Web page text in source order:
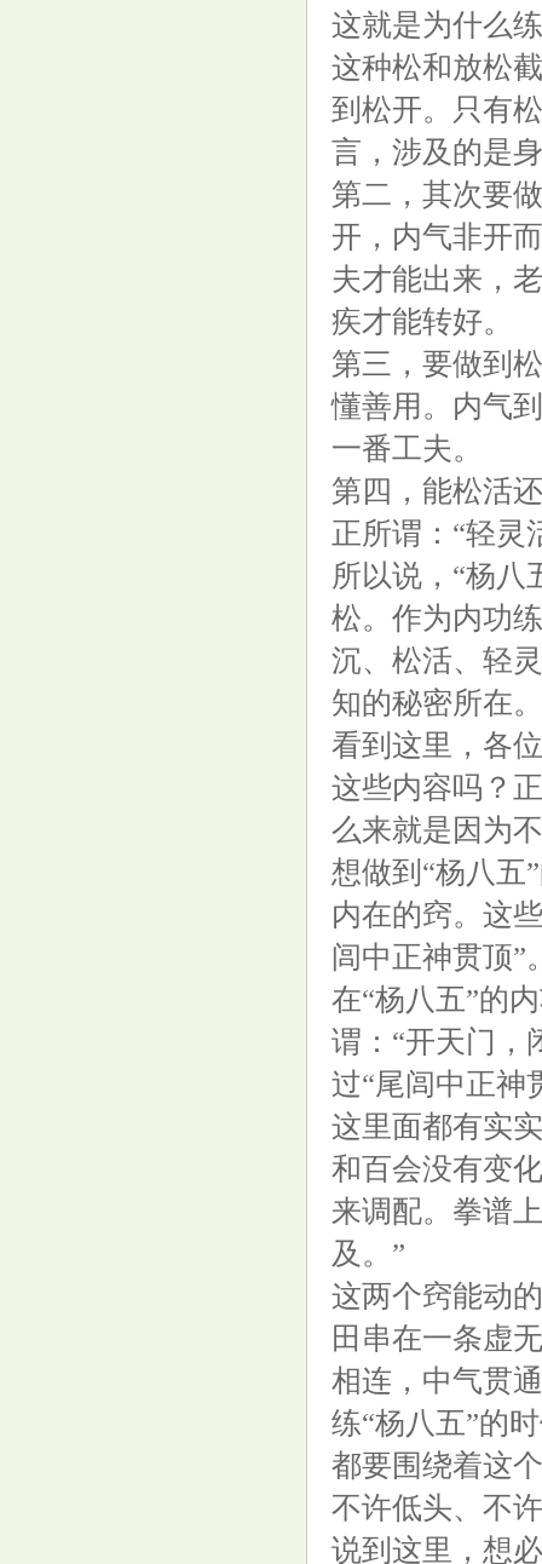
这就是为什么
这种松和放松
到松开。只有
言，涉及的是
第二，其次要
开，内气非开
夫才能出来，
疾才能转好。
第三，要做到
懂善用。内气
一番工夫。
第四，能松活
正所谓：“轻灵
所以说，“杨八
松。作为内功
沉、松活、轻
知的秘密所在。
看到这里，各
这些内容吗？
么来就是因为
想做到“杨八五
内在的窍。这
闾中正神贯顶”
在“杨八五”的
谓：“开天门，
过“尾闾中正神
这里面都有实
和百会没有变
来调配。拳谱
及。”
这两个窍能动
田串在一条虚
相连，中气贯
练“杨八五”的
都要围绕着这
不许低头、不
说到这里，想